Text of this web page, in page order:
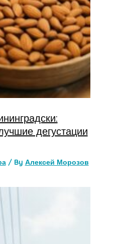
дегустации
/ By Алексей Морозов